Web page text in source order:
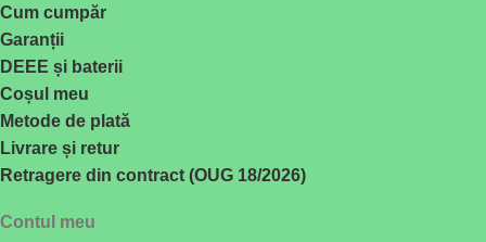
Cum cumpăr
Garanții
DEEE și baterii
Coșul meu
Metode de plată
Livrare și retur
Retragere din contract (OUG 18/2026)
Contul meu